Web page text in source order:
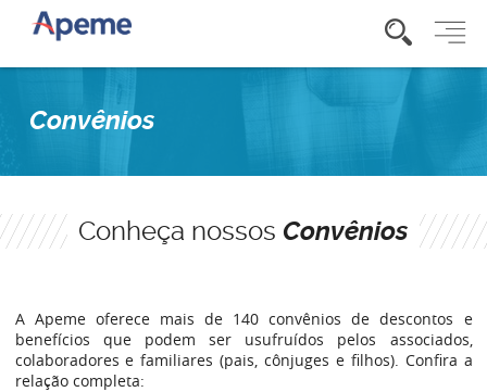
Convênios
Conheça nossos Convênios
A Apeme oferece mais de 140 convênios de descontos e
benefícios que podem ser usufruídos pelos associados,
colaboradores e familiares (pais, cônjuges e filhos). Confira a
relação completa: